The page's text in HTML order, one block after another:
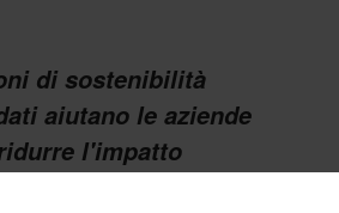
di sostenibilità
aiutano le aziende
l'impatto